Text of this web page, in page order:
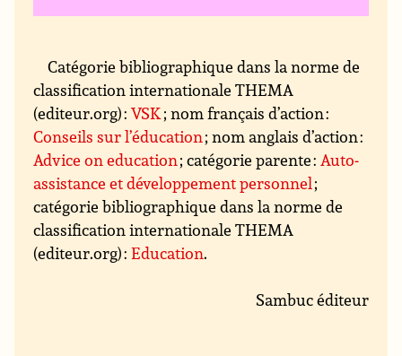
Catégorie bibliographique dans la norme de
classification internationale THEMA
(editeur.org) :VSK; nom français d’action :
Conseils sur l’éducation; nom anglais d’action :
Advice on education; catégorie parente :Auto-
assistance et développement personnel;
catégorie bibliographique dans la norme de
classification internationale THEMA
(editeur.org) :Education.
Sambuc éditeur